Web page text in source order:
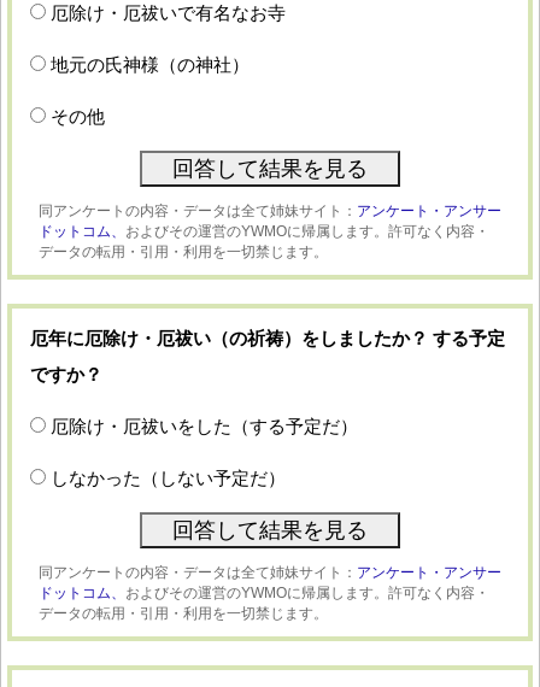
厄除け・厄祓いで有名なお寺
地元の氏神様（の神社）
その他
同アンケートの内容・データは全て姉妹サイト： アンケート・アンサー
ドットコム、 およびその運営のYWMOに帰属します。許可なく内容・
データの転用・引用・利用を一切禁じます。
厄年に厄除け・厄祓い（の祈祷）をしましたか？ する予定
ですか？
厄除け・厄祓いをした（する予定だ）
しなかった（しない予定だ）
同アンケートの内容・データは全て姉妹サイト： アンケート・アンサー
ドットコム、 およびその運営のYWMOに帰属します。許可なく内容・
データの転用・引用・利用を一切禁じます。